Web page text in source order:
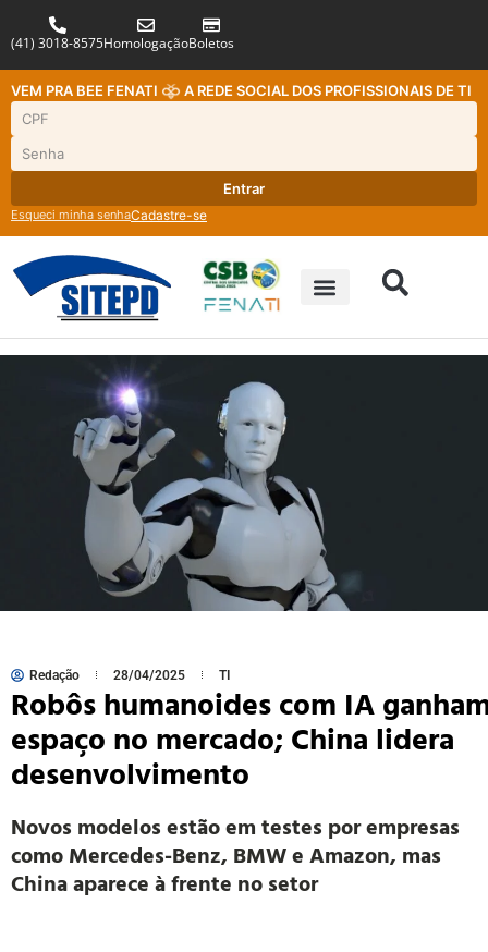
(41) 3018-8575HomologaçãoBoletos
VEM PRA BEE FENATI A REDE SOCIAL DOS PROFISSIONAIS DE TI
Entrar
Esqueci minha senhaCadastre-se
Redação 28/04/2025 TI
Robôs humanoides com IA
espaço no mercado; China lidera
desenvolvimento
Novos modelos estão em testes por empresas
como Mercedes-Benz, BMW e Amazon, mas
China aparece à frente no setor